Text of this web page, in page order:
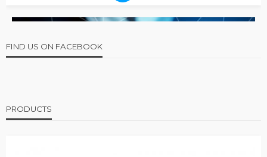
FIND US ON FACEBOOK
PRODUCTS